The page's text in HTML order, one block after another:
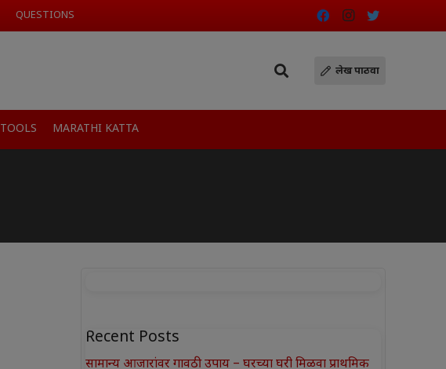
QUESTIONS
लेख पाठवा
TOOLS MARATHI KATTA
Recent Posts
सामान्य आजारांवर गावठी उपाय – घरच्या घरी मिळवा प्राथमिक